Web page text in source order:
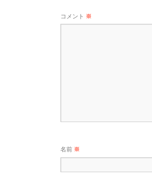
コメント ※
名前 ※